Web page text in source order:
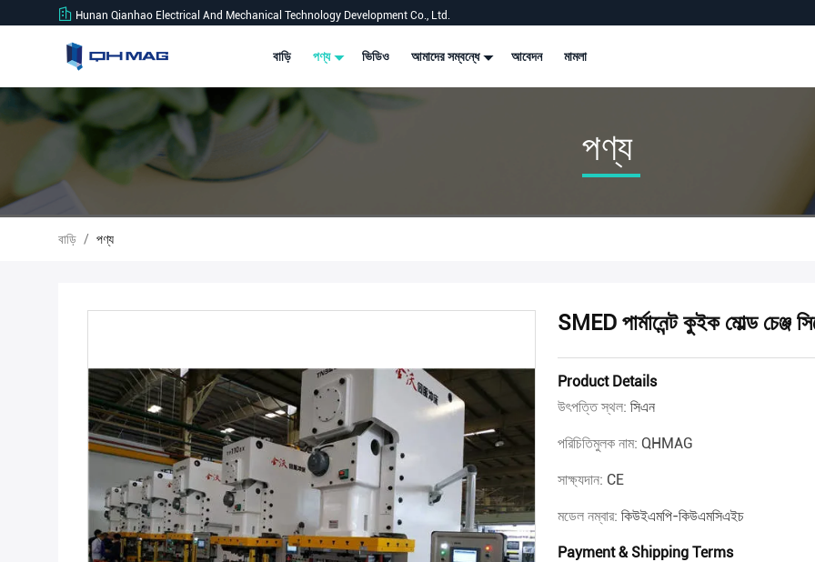
Hunan Qianhao Electrical And Mechanical Technology Development Co., Ltd.
বাড়ি পণ্য ভিডিও আমাদের সম্বন্ধে আবেদন মামলা
পণ্য
বাড়ি / পণ্য
SMED পার্মানেন্ট কুইক মোল্ড চেঞ্জ
Product Details
উৎপত্তি স্থল: সিএন
পরিচিতিমুলক নাম: QHMAG
সাক্ষ্যদান: CE
মডেল নম্বার: কিউইএমপি-কিউএমসিএইচ
Payment & Shipping Terms